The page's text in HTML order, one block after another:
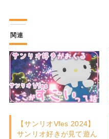
関連
【サンリオVfes 2024】
サンリオ好きが見て遊ん